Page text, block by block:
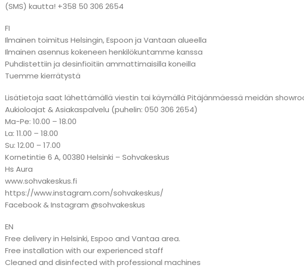
(SMS) kautta! +358 50 306 2654
FI
Ilmainen toimitus Helsingin, Espoon ja Vantaan alueella
Ilmainen asennus kokeneen henkilökuntamme kanssa
Puhdistettiin ja desinfioitiin ammattimaisilla koneilla
Tuemme kierrätystä
Lisätietoja saat lähettämällä viestin tai käymällä Pitäjänmäessä meidän
Aukioloajat & Asiakaspalvelu (puhelin: 050 306 2654)
Ma-Pe: 10.00 – 18.00
La: 11.00 – 18.00
Su: 12.00 – 17.00
Kornetintie 6 A, 00380 Helsinki – Sohvakeskus
Hs Aura
www.sohvakeskus.fi
https://www.instagram.com/sohvakeskus/
Facebook & Instagram @sohvakeskus
EN
Free delivery in Helsinki, Espoo and Vantaa area.
Free installation with our experienced staff
Cleaned and disinfected with professional machines